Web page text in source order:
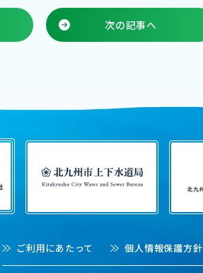
次の記事へ
ご利用にあたって 個人情報保護方針